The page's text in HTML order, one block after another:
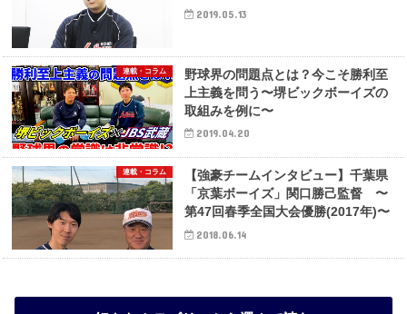
2019.05.13
連載・コラム
野球界の問題点とは？今こそ勝利至
上主義を問う〜堺ビックボーイズの
取組みを例に〜
2019.04.20
連載・コラム
【強豪チームインタビュー】千葉県
「京葉ボーイズ」関口勝己監督 〜
第47回春季全国大会優勝(2017年)〜
2018.06.14